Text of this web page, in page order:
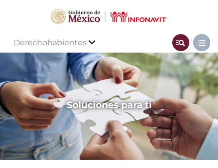
Derechohabientes
Soluciones para ti